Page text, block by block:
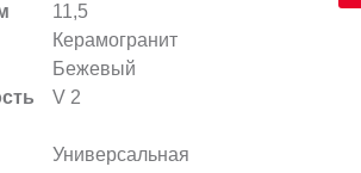
11,5
Керамогранит
Бежевый
V 2
Универсальная